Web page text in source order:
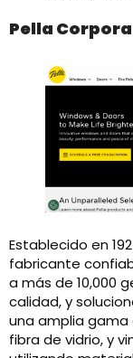
Pella
Establecido en
fabricante
a más de 10,000
calidad, y
una amplia
fibra de vidrio, y